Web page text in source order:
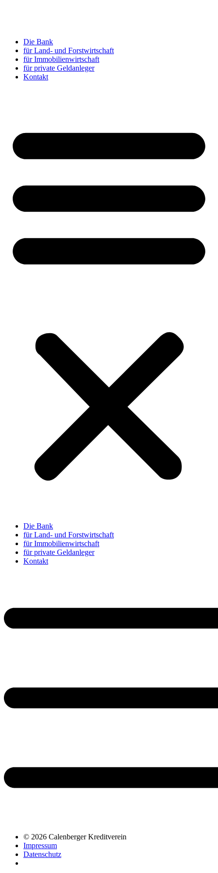
Die Bank
für Land- und Forstwirtschaft
für Immobilienwirtschaft
für private Geldanleger
Kontakt
Die Bank
für Land- und Forstwirtschaft
für Immobilienwirtschaft
für private Geldanleger
Kontakt
© 2026 Calenberger Kreditverein
Impressum
Datenschutz